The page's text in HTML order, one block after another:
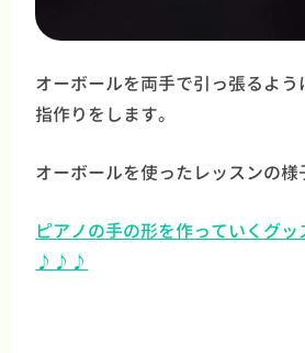
オーボールを両手で引っ張るよ
指作りをします。
オーボールを使ったレッスンの
ピアノの手の形を作っていくグ
♪♪♪